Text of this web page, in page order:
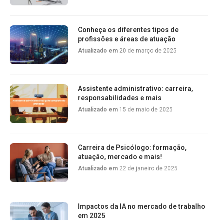
Conheça os diferentes tipos de
profissões e áreas de atuação
Atualizado em 20 de março de 2025
Assistente administrativo: carreira,
responsabilidades e mais
Atualizado em 15 de maio de 2025
Carreira de Psicólogo: formação,
atuação, mercado e mais!
Atualizado em 22 de janeiro de 2025
Impactos da IA no mercado de trabalho
em 2025